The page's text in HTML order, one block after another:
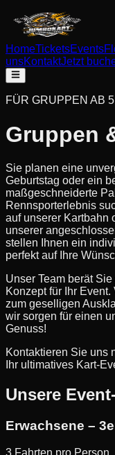
HomeTicketsEvents
unsKontaktJetzt
FÜR GRUPPEN AB
Gruppen
Sie planen eine
Geburtstag oder ein
maßgeschneiderte
Rennsporterlebnis
auf unserer Kartbahn
unserer
stellen Ihnen ein
perfekt auf Ihre
Unser Team berät
Konzept für Ihr
zum geselligen
wir sorgen für einen
Genuss!
Kontaktieren Sie uns
Ihr ultimatives Kart-
Unsere
Erwachsene –
3 Fahrten pro Person